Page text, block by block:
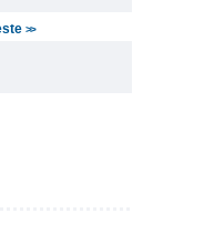
>>